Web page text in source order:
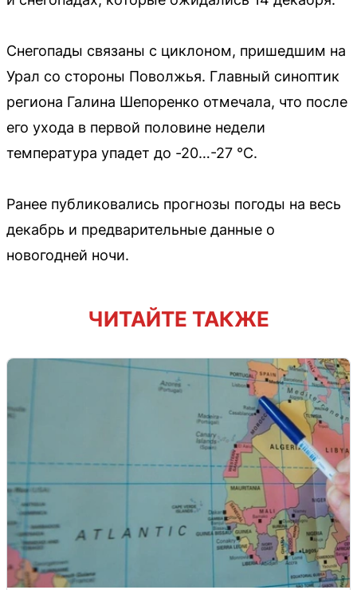
Снегопады связаны с циклоном, пришедшим на
Урал со стороны Поволжья. Главный синоптик
региона Галина Шепоренко отмечала, что после
его ухода в первой половине недели
температура упадет до -20…-27 °С.
Ранее публиковались прогнозы погоды на весь
декабрь и предварительные данные о
новогодней ночи.
ЧИТАЙТЕ ТАКЖЕ